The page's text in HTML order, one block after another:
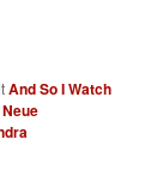
And So I Watch
Neue